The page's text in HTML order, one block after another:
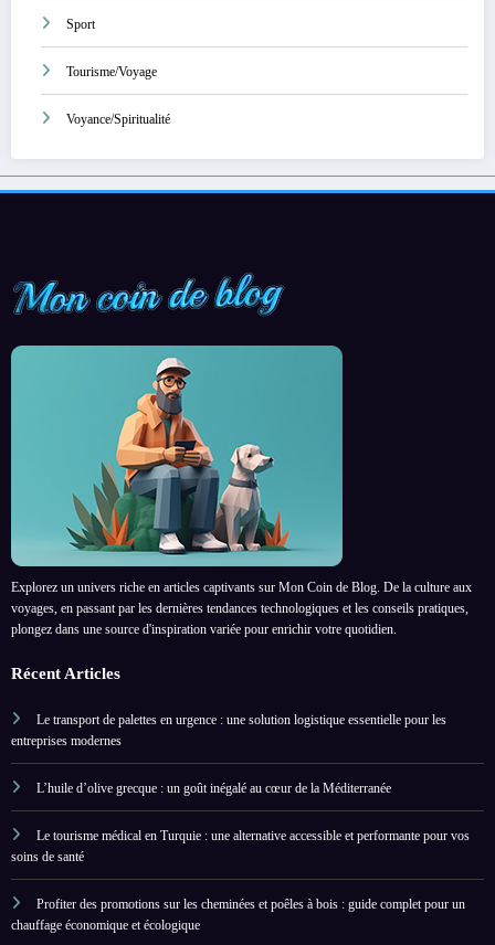
Sport
Tourisme/Voyage
Voyance/Spiritualité
Explorez un univers riche en articles captivants sur Mon Coin de Blog. De la culture aux
voyages, en passant par les dernières tendances technologiques et les conseils pratiques,
plongez dans une source d'inspiration variée pour enrichir votre quotidien.
Récent Articles
Le transport de palettes en urgence : une solution logistique essentielle pour les
entreprises modernes
L’huile d’olive grecque : un goût inégalé au cœur de la Méditerranée
Le tourisme médical en Turquie : une alternative accessible et performante pour vos
soins de santé
Profiter des promotions sur les cheminées et poêles à bois : guide complet pour un
chauffage économique et écologique